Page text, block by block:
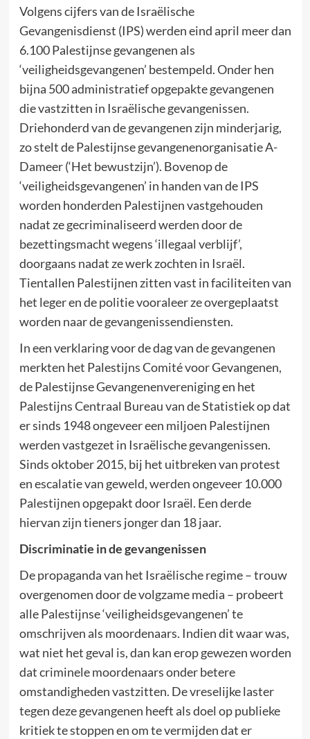
Volgens cijfers van de Israëlische
Gevangenisdienst (IPS) werden eind april meer dan
6.100 Palestijnse gevangenen als
‘veiligheidsgevangenen’ bestempeld. Onder hen
bijna 500 administratief opgepakte gevangenen
die vastzitten in Israëlische gevangenissen.
Driehonderd van de gevangenen zijn minderjarig,
zo stelt de Palestijnse gevangenenorganisatie A-
Dameer (‘Het bewustzijn’). Bovenop de
‘veiligheidsgevangenen’ in handen van de IPS
worden honderden Palestijnen vastgehouden
nadat ze gecriminaliseerd werden door de
bezettingsmacht wegens ‘illegaal verblijf’,
doorgaans nadat ze werk zochten in Israël.
Tientallen Palestijnen zitten vast in faciliteiten van
het leger en de politie vooraleer ze overgeplaatst
worden naar de gevangenissendiensten.
In een verklaring voor de dag van de gevangenen
merkten het Palestijns Comité voor Gevangenen,
de Palestijnse Gevangenenvereniging en het
Palestijns Centraal Bureau van de Statistiek op dat
er sinds 1948 ongeveer een miljoen Palestijnen
werden vastgezet in Israëlische gevangenissen.
Sinds oktober 2015, bij het uitbreken van protest
en escalatie van geweld, werden ongeveer 10.000
Palestijnen opgepakt door Israël. Een derde
hiervan zijn tieners jonger dan 18 jaar.
Discriminatie in de gevangenissen
De propaganda van het Israëlische regime – trouw
overgenomen door de volgzame media – probeert
alle Palestijnse ‘veiligheidsgevangenen’ te
omschrijven als moordenaars. Indien dit waar was,
wat niet het geval is, dan kan erop gewezen worden
dat criminele moordenaars onder betere
omstandigheden vastzitten. De vreselijke laster
tegen deze gevangenen heeft als doel op publieke
kritiek te stoppen en om te vermijden dat er